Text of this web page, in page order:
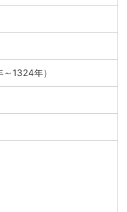
1324年）